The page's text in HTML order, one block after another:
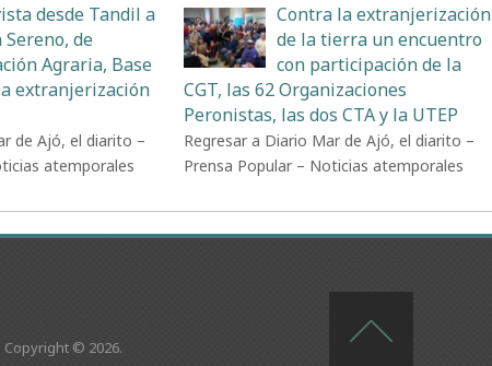
desde Tandil a
de
Agraria, Base
extranjerización
de Ajó, el diarito –
atemporales
Contra la extranjerización
de la tierra un encuentro
con participación de la
CGT, las 62 Organizaciones
Peronistas, las dos CTA y la UTEP
Regresar a Diario Mar de Ajó, el diarito –
Prensa Popular – Noticias atemporales
Copyright © 2026.